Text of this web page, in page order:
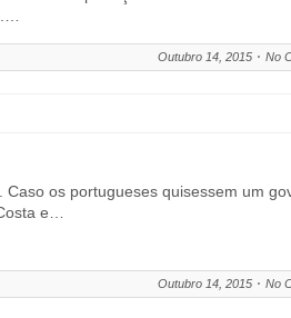
Outubro 14, 2015 No
os portugueses quisessem um
e…
Outubro 14, 2015 No